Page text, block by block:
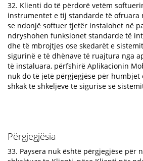
32. Klienti do të përdorë vetëm
instrumentet e tij standarde të ofruara
se ndonjë softuer tjetër instalohet në
ndryshohen funksionet standarde të
dhe të mbrojtjes ose skedarët e
sigurinë e të dhënave të ruajtura nga
të instaluara, përfshirë Aplikacionin
nuk do të jetë përgjegjëse për humbjet
shkak të shkeljeve të sigurisë së
Përgjegjësia
33. Paysera nuk është përgjegjëse për